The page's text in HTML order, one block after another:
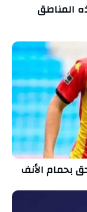
المناطق
بحمام الأنف